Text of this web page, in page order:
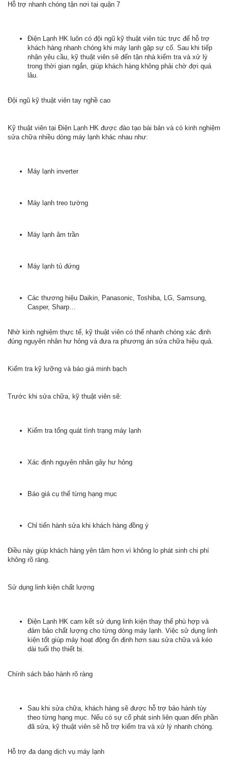
Hỗ trợ nhanh chóng tận nơi tại quận 7
Điện Lạnh HK luôn có đội ngũ kỹ thuật viên túc trực để hỗ trợ
khách hàng nhanh chóng khi máy lạnh gặp sự cố. Sau khi tiếp
nhận yêu cầu, kỹ thuật viên sẽ đến tận nhà kiểm tra và xử lý
trong thời gian ngắn, giúp khách hàng không phải chờ đợi quá
lâu.
Đội ngũ kỹ thuật viên tay nghề cao
Kỹ thuật viên tại Điện Lạnh HK được đào tạo bài bản và có kinh nghiệm
sửa chữa nhiều dòng máy lạnh khác nhau như:
Máy lạnh inverter
Máy lạnh treo tường
Máy lạnh âm trần
Máy lạnh tủ đứng
Các thương hiệu Daikin, Panasonic, Toshiba, LG, Samsung,
Casper, Sharp…
Nhờ kinh nghiệm thực tế, kỹ thuật viên có thể nhanh chóng xác định
đúng nguyên nhân hư hỏng và đưa ra phương án sửa chữa hiệu quả.
Kiểm tra kỹ lưỡng và báo giá minh bạch
Trước khi sửa chữa, kỹ thuật viên sẽ:
Kiểm tra tổng quát tình trạng máy lạnh
Xác định nguyên nhân gây hư hỏng
Báo giá cụ thể từng hạng mục
Chỉ tiến hành sửa khi khách hàng đồng ý
Điều này giúp khách hàng yên tâm hơn vì không lo phát sinh chi phí
không rõ ràng.
Sử dụng linh kiện chất lượng
Điện Lạnh HK cam kết sử dụng linh kiện thay thế phù hợp và
đảm bảo chất lượng cho từng dòng máy lạnh. Việc sử dụng linh
kiện tốt giúp máy hoạt động ổn định hơn sau sửa chữa và kéo
dài tuổi thọ thiết bị.
Chính sách bảo hành rõ ràng
Sau khi sửa chữa, khách hàng sẽ được hỗ trợ bảo hành tùy
theo từng hạng mục. Nếu có sự cố phát sinh liên quan đến phần
đã sửa, kỹ thuật viên sẽ hỗ trợ kiểm tra và xử lý nhanh chóng.
Hỗ trợ đa dạng dịch vụ máy lạnh